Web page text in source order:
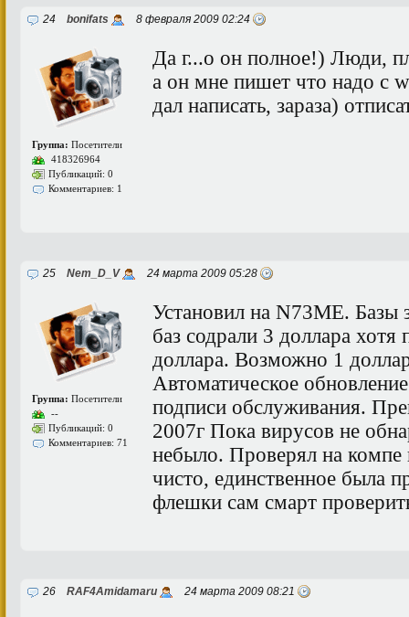
24 bonifats 8 февраля 2009 02:24
Группа: Посетители
418326964
Публикаций: 0
Комментариев: 1
Да г...о он полное!) Люди,
а он мне пишет что надо с
дал написать, зараза)
25 Nem_D_V 24 марта 2009 05:28
Группа: Посетители
--
Публикаций: 0
Комментариев: 71
Установил на N73ME. Базы
баз содрали 3 доллара
доллара. Возможно 1
Автоматическое
подписи обслуживания.
2007г Пока вирусов не
небыло. Проверял на компе
чисто, единственное была
флешки сам смарт
26 RAF4Amidamaru 24 марта 2009 08:21